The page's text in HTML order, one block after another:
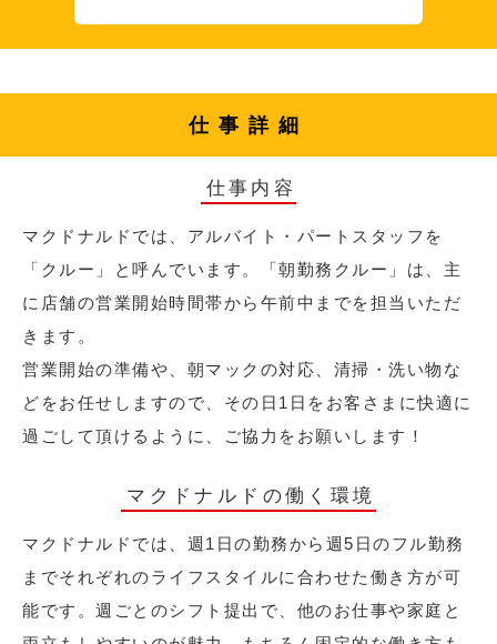
仕事詳細
仕事内容
マクドナルドでは、アルバイト・パートスタッフを
「クルー」と呼んでいます。「朝勤務クルー」は、主
に店舗の営業開始時間帯から午前中までを担当いただ
きます。
営業開始の準備や、朝マックの対応、清掃・洗い物な
どをお任せしますので、その日1日をお客さまに快適に
過ごして頂けるように、ご協力をお願いします！
マクドナルドの働く環境
マクドナルドでは、週1日の勤務から週5日のフル勤務
までそれぞれのライフスタイルに合わせた働き方が可
能です。週ごとのシフト提出で、他のお仕事や家庭と